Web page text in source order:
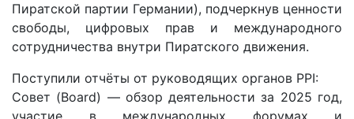
Пиратской партии Германии), подчеркнув ценности
свободы, цифровых прав и международного
сотрудничества внутри Пиратского движения.
Поступили отчёты от руководящих органов PPI:
Совет (Board) — обзор деятельности за 2025 год,
участие в международных форумах и